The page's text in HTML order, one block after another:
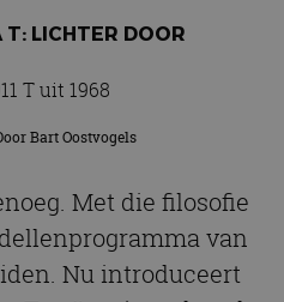
T: LICHTER DOOR
T uit 1968
Bart Oostvogels
Met die filosofie
van
Nu introduceert